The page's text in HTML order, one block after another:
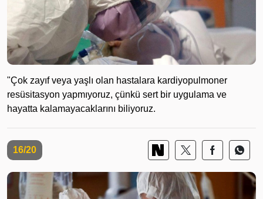
"Çok zayıf veya yaşlı olan hastalara kardiyopulmoner
resüsitasyon yapmıyoruz, çünkü sert bir uygulama ve
hayatta kalamayacaklarını biliyoruz.
16/20